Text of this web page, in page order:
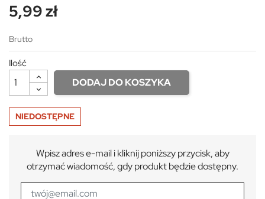
5,99 zł
Brutto
Ilość
DODAJ DO KOSZYKA
NIEDOSTĘPNE
Wpisz adres e-mail i kliknij poniższy przycisk, aby
otrzymać wiadomość, gdy produkt będzie dostępny.